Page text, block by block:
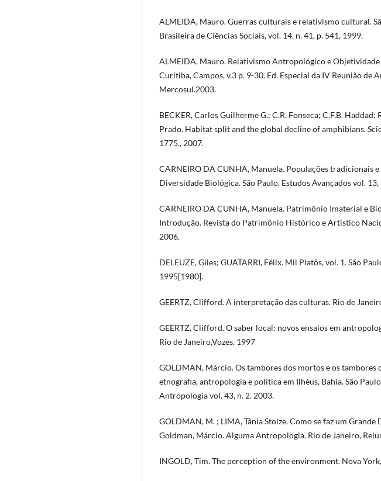
ALMEIDA, Mauro. Guerras culturais e relativismo cultural.
Brasileira de Ciências Sociais, vol. 14, n. 41, p. 541, 1999.
ALMEIDA, Mauro. Relativismo Antropológico e
Curitiba, Campos, v.3 p. 9-30. Ed. Especial da IV Reunião de
Mercosul.2003.
BECKER, Carlos Guilherme G.; C.R. Fonseca; C.F.B. Haddad;
Prado. Habitat split and the global decline of amphibians.
1775., 2007.
CARNEIRO DA CUNHA, Manuela. Populações tradicionais e
Diversidade Biológica. São Paulo, Estudos Avançados vol. 13,
CARNEIRO DA CUNHA, Manuela. Patrimônio Imaterial e
Introdução. Revista do Patrimônio Histórico e Artístico
2006.
DELEUZE, Giles; GUATARRI, Félix. Mil Platôs, vol. 1. São
1995[1980].
GEERTZ, Clifford. A interpretação das culturas. Rio de
GEERTZ, Clifford. O saber local: novos ensaios em
Rio de Janeiro,Vozes, 1997
GOLDMAN, Márcio. Os tambores dos mortos e os tambores
etnografia, antropologia e política em Ilhéus, Bahia. São
Antropologia vol. 43, n. 2. 2003.
GOLDMAN, M. ; LIMA, Tânia Stolze. Como se faz um Grande
Goldman, Márcio. Alguma Antropologia. Rio de Janeiro,
INGOLD, Tim. The perception of the environment. Nova